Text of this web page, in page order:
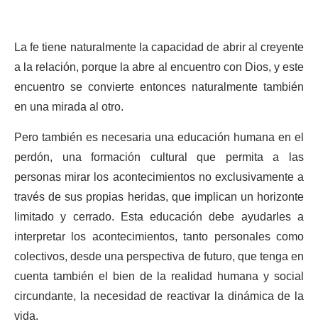
La fe tiene naturalmente la capacidad de abrir al creyente
a la relación, porque la abre al encuentro con Dios, y este
encuentro se convierte entonces naturalmente también
en una mirada al otro.
Pero también es necesaria una educación humana en el
perdón, una formación cultural que permita a las
personas mirar los acontecimientos no exclusivamente a
través de sus propias heridas, que implican un horizonte
limitado y cerrado. Esta educación debe ayudarles a
interpretar los acontecimientos, tanto personales como
colectivos, desde una perspectiva de futuro, que tenga en
cuenta también el bien de la realidad humana y social
circundante, la necesidad de reactivar la dinámica de la
vida.